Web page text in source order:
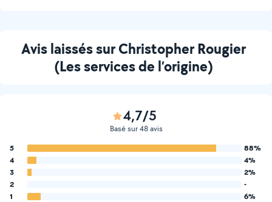
Avis laissés sur Christopher Rougier
(Les services de l’origine)
4,7/5
Basé sur 48 avis
5
88%
4
4%
3
2%
2
-
1
6%